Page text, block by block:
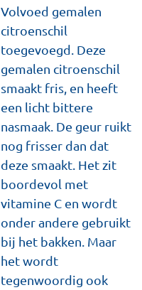
Volvoed gemalen
citroenschil
toegevoegd. Deze
gemalen citroenschil
smaakt fris, en heeft
een licht bittere
nasmaak. De geur ruikt
nog frisser dan dat
deze smaakt. Het zit
boordevol met
vitamine C en wordt
onder andere gebruikt
bij het bakken. Maar
het wordt
tegenwoordig ook